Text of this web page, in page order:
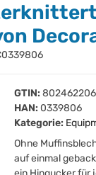
GTIN:
HAN: 0339806
Kategorie:
Ohne
auf einmal